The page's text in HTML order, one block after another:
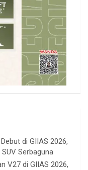
di GIIAS 2026,
Serbaguna
V27 di GIIAS 2026,